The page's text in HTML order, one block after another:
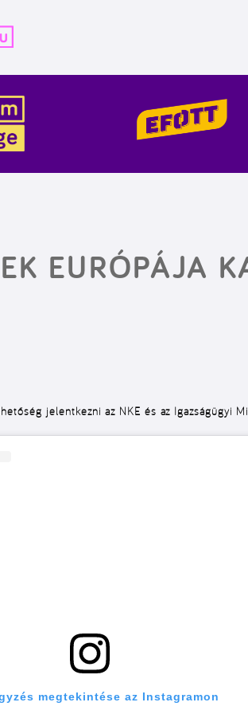
EURÓPÁJA
jelentkezni az NKE és az Igazságügyi
megtekintése az Instagramon